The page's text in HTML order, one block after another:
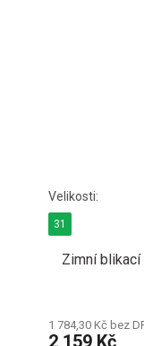
Zimní blikací
1 784,30 Kč bez
2 159 Kč
31